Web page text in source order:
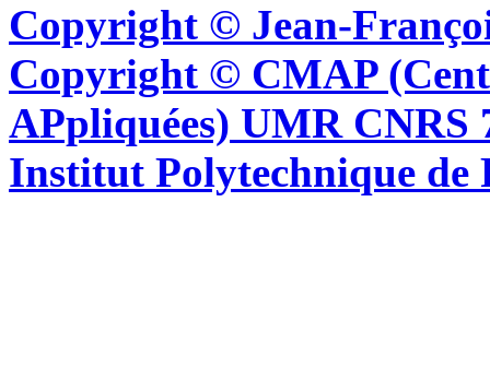
Copyright © Jean-
Copyright © CMAP
APpliquées) UMR CNRS
Institut Polytechnique de